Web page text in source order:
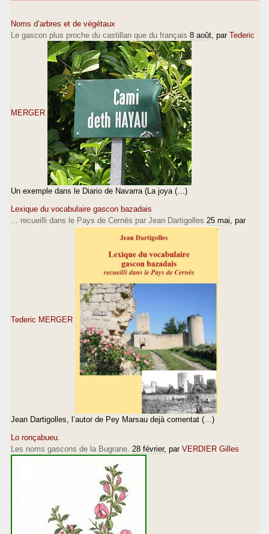
Noms d’arbres et de végétaux
Le gascon plus proche du castillan que du français 8 août , par Tederic
MERGER
Un exemple dans le Diario de Navarra (La joya (…)
Lexique du vocabulaire gascon bazadais
... recueilli dans le Pays de Cernès par Jean Dartigolles 25 mai , par
Tederic MERGER
Jean Dartigolles, l’autor de Pey Marsau dejà comentat (…)
Lo ronçabueu.
Les noms gascons de la Bugrane. 28 février, par VERDIER Gilles